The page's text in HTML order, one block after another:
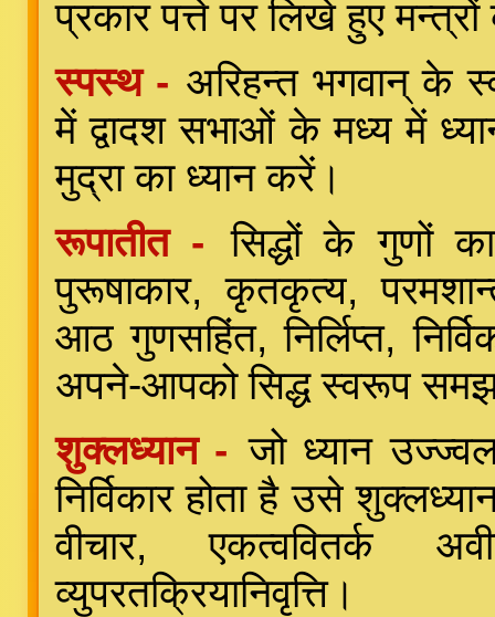
प्रकार पत्ते पर लिखे हुए
स्पस्थ - अरिहन्त भगवान् के
में द्वादश सभाओं के मध्य में
मुद्रा का ध्यान करें।
रूपातीत - सिद्धों के गुणों
पुरूषाकार, कृतकृत्य,
आठ गुणसहिंत, निर्लिप्त,
अपने-आपको सिद्ध स्वरूप
शुक्लध्यान - जो ध्यान
निर्विकार होता है उसे
वीचार, एकत्ववितर्क
व्युपरतक्रियानिवृत्ति।